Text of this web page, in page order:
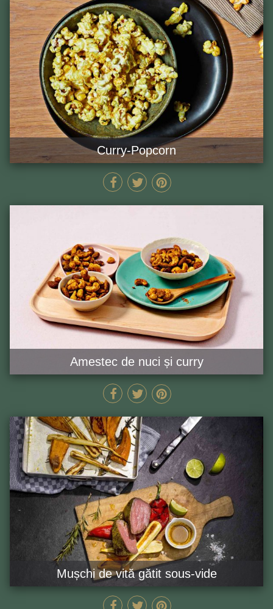
Curry-Popcorn
12 MIN GĂTEȘTE ACUM
Amestec de nuci și curry
15 MIN GĂTEȘTE ACUM
Mușchi de vită gătit sous-vide
105 MIN GĂTEȘTE ACUM